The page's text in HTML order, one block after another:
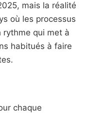
mais la réalité
où les processus
qui met à
habitués à faire
chaque